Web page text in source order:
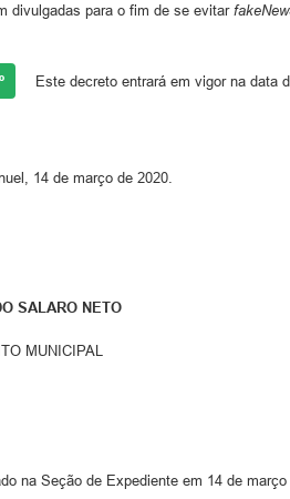
divulgadas para o fim de se evitar
Este decreto entrará em vigor na data
14 de março de 2020.
SALARO NETO
MUNICIPAL
na Seção de Expediente em 14 de março